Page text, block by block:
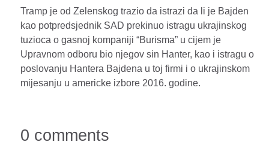
Tramp je od Zelenskog trazio da istrazi da li je Bajden
kao potpredsjednik SAD prekinuo istragu ukrajinskog
tuzioca o gasnoj kompaniji “Burisma” u cijem je
Upravnom odboru bio njegov sin Hanter, kao i istragu o
poslovanju Hantera Bajdena u toj firmi i o ukrajinskom
mijesanju u americke izbore 2016. godine.
0 comments